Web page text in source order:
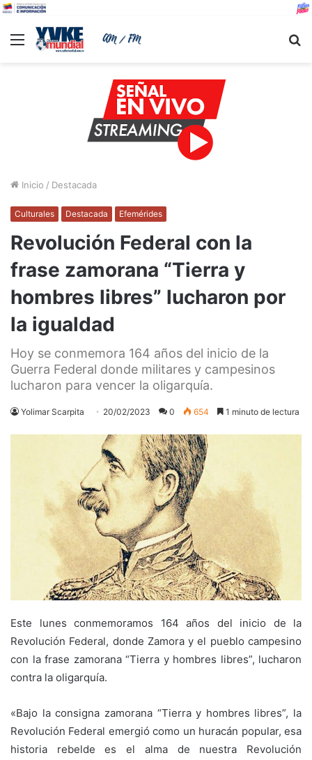
Menu
Inicio / Destacada
Culturales Destacada Efemérides
Revolución Federal con la
frase zamorana “Tierra y
hombres libres” lucharon por
la igualdad
Hoy se conmemora 164 años del inicio de la
Guerra Federal donde militares y campesinos
lucharon para vencer la oligarquía.
Yolimar Scarpita 20/02/2023 0 654 1 minuto de lectura
Este lunes conmemoramos 164 años del inicio de la
Revolución Federal, donde Zamora y el pueblo campesino
con la frase zamorana “Tierra y hombres libres”, lucharon
contra la oligarquía.
«Bajo la consigna zamorana “Tierra y hombres libres”, la
Revolución Federal emergió como un huracán popular, esa
historia rebelde es el alma de nuestra Revolución